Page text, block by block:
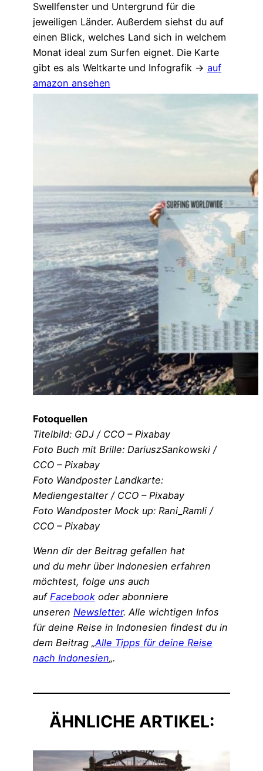
Swellfenster und Untergrund für die
jeweiligen Länder. Außerdem siehst du auf
einen Blick, welches Land sich in welchem
Monat ideal zum Surfen eignet. Die Karte
gibt es als Weltkarte und Infografik → auf
amazon ansehen
Fotoquellen
Titelbild: GDJ / CCO – Pixabay
Foto Buch mit Brille: DariuszSankowski /
CCO – Pixabay
Foto Wandposter Landkarte:
Mediengestalter / CCO – Pixabay
Foto Wandposter Mock up: Rani_Ramli /
CCO – Pixabay
Wenn dir der Beitrag gefallen hat
und du mehr über Indonesien erfahren
möchtest, folge uns auch
auf Facebook oder abonniere
unseren Newsletter. Alle wichtigen Infos
für deine Reise in Indonesien findest du in
dem Beitrag „Alle Tipps für deine Reise
nach Indonesien„.
ÄHNLICHE ARTIKEL: